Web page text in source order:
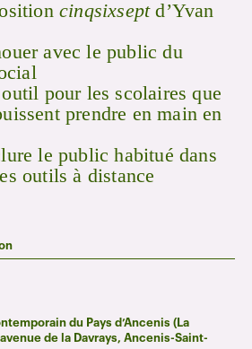
cinqsixseptd’Yvan
avec le public du
pour les scolaires que
prendre en main en
le public habitué dans
outils à distance
du Pays d’Ancenis (La
de la Davrays, Ancenis-Saint-